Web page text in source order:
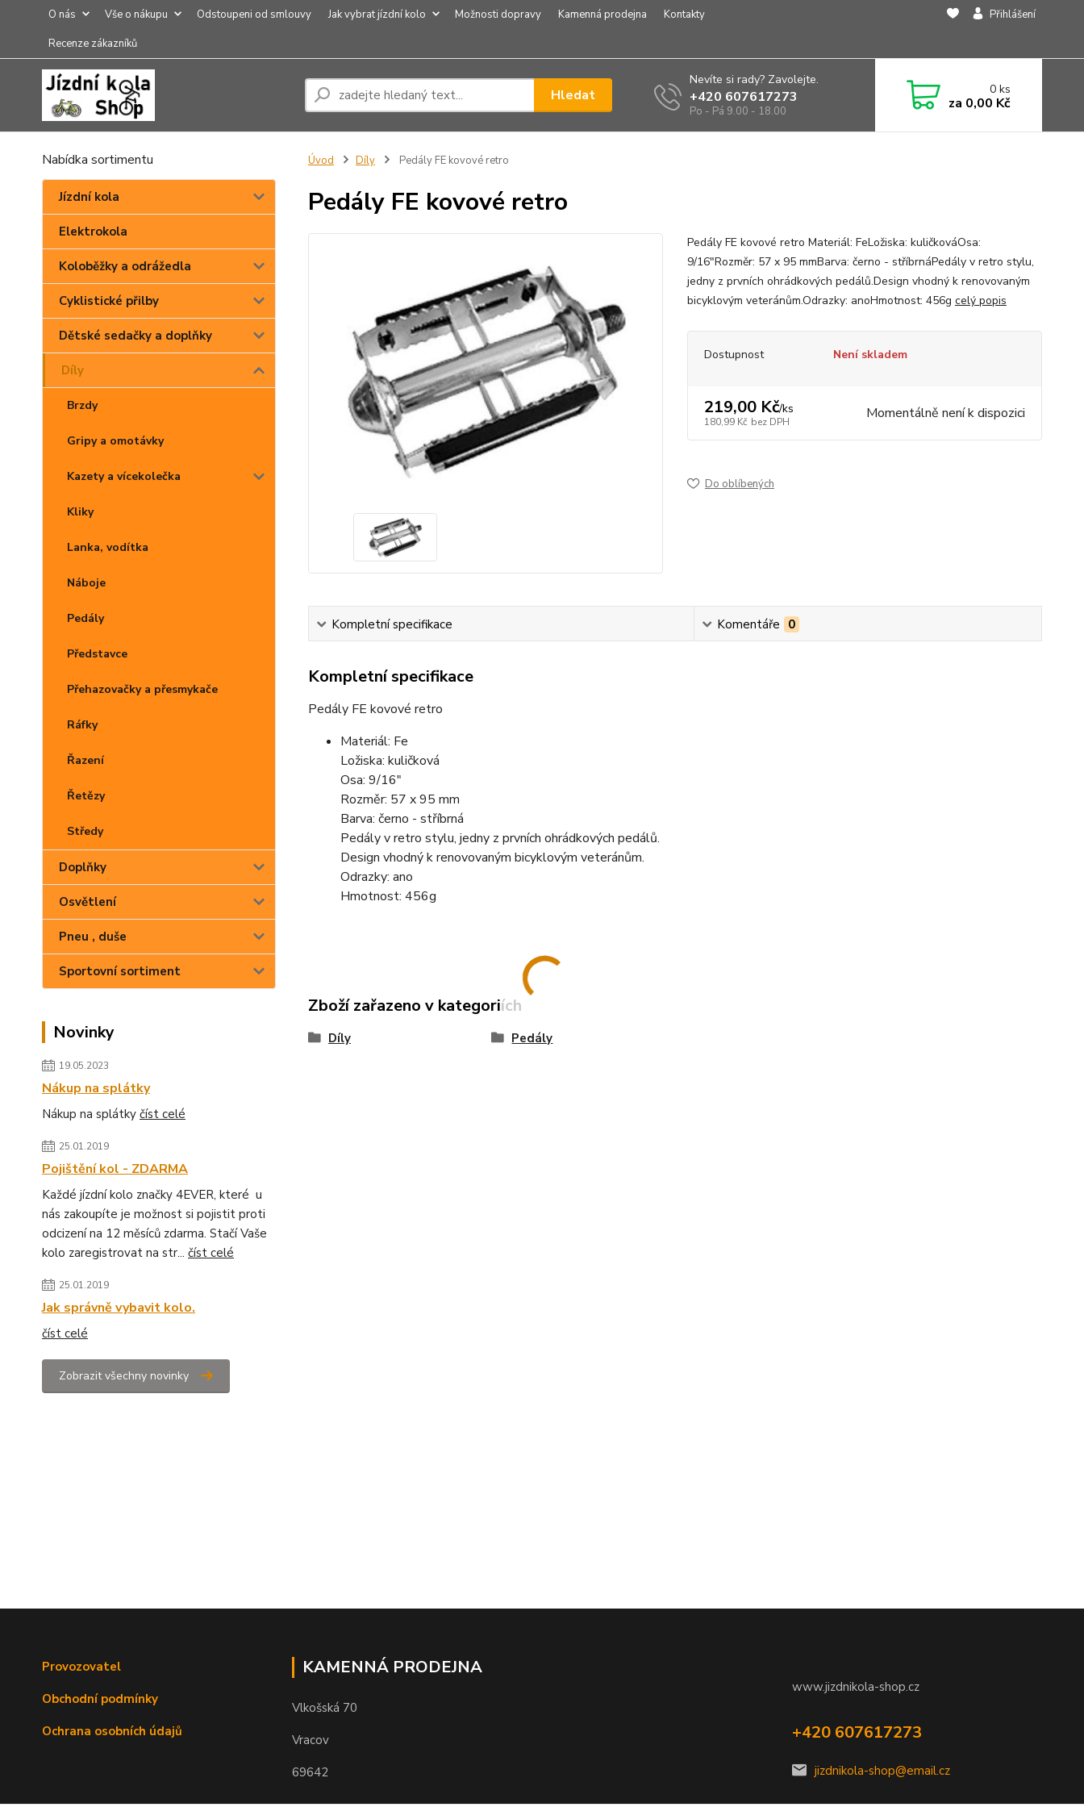
O nás Vše o nákupu Odstoupeni od smlouvy Jak vybrat jízdní kolo Možnosti dopravy Kamenná prodejna
Kontakty
Recenze zákazníků
Přihlášení
Hledat
Nevíte si rady? Zavolejte.
+420 607617273
Po - Pá 9.00 - 18.00
0ks
za 0,00 Kč
Nabídka sortimentu
Jízdní kola
Elektrokola
Koloběžky a odrážedla
Cyklistické přilby
Dětské sedačky a doplňky
Díly
Brzdy
Gripy a omotávky
Kazety a vícekolečka
Kliky
Lanka, vodítka
Náboje
Pedály
Představce
Přehazovačky a přesmykače
Ráfky
Řazení
Řetězy
Středy
Doplňky
Osvětlení
Pneu , duše
Sportovní sortiment
Novinky
19.05.2023
Nákup na splátky
Nákup na splátky číst celé
25.01.2019
Pojištění kol - ZDARMA
Každé jízdní kolo značky 4EVER, které u
nás zakoupíte je možnost si pojistit proti
odcizení na 12 měsíců zdarma. Stačí Vaše
kolo zaregistrovat na str... číst celé
25.01.2019
Jak správně vybavit kolo.
číst celé
Zobrazit všechny novinky
Úvod Díly Pedály FE kovové retro
Pedály FE kovové retro
Pedály FE kovové retro Materiál: FeLožiska: kuličkováOsa:
9/16"Rozměr: 57 x 95 mmBarva: černo - stříbrnáPedály v retro stylu,
jedny z prvních ohrádkových pedálů.Design vhodný k renovovaným
bicyklovým veteránům.Odrazky: anoHmotnost: 456g celý popis
Dostupnost Není skladem
219,00 Kč/ks
180,99 Kč bez DPH Momentálně není k dispozici
Do oblíbených
Kompletní specifikace Komentáře 0
Kompletní specifikace
Pedály FE kovové retro
Materiál: Fe
Ložiska: kuličková
Osa: 9/16"
Rozměr: 57 x 95 mm
Barva: černo - stříbrná
Pedály v retro stylu, jedny z prvních ohrádkových pedálů.
Design vhodný k renovovaným bicyklovým veteránům.
Odrazky: ano
Hmotnost: 456g
Zboží zařazeno v kategoriích
Díly Pedály
Provozovatel
Obchodní podmínky
Ochrana osobních údajů
KAMENNÁ PRODEJNA
Vlkošská 70
Vracov
69642
www.jizdnikola-shop.cz
+420 607617273
jizdnikola-shop@email.cz